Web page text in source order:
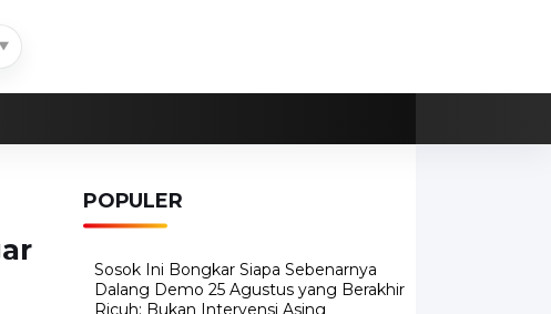
▼
Ricuh: Bukan Intervensi Asing
(1,000,011)